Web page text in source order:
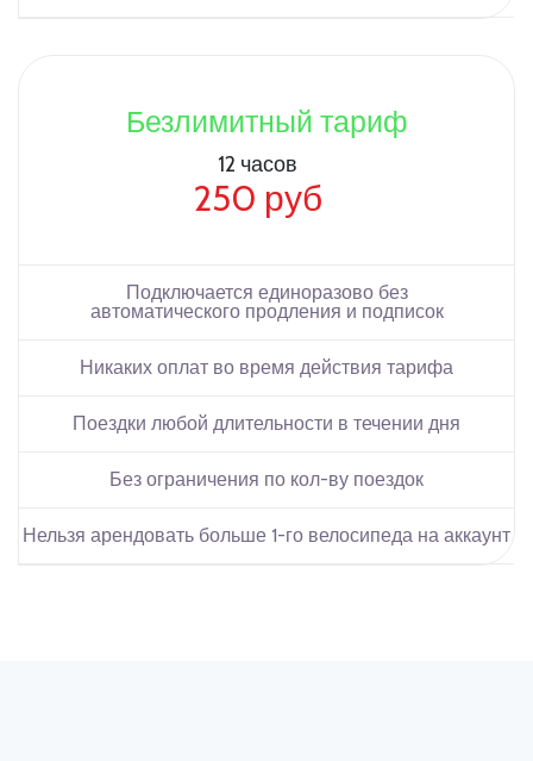
Безлимитный тариф
12 часов
250 руб
Подключается единоразово без
автоматического продления и подписок
Никаких оплат во время действия тарифа
Поездки любой длительности в течении дня
Без ограничения по кол-ву поездок
Нельзя арендовать больше 1-го велосипеда на аккаунт